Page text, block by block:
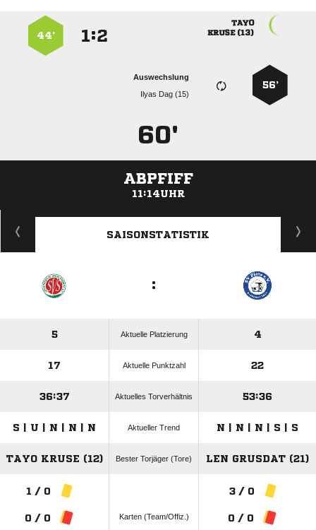

 
:
44’
56’
Auswechslung
  
60'
ABPFIFF
11:14UHR
ANZEIGE
SAISONSTATISTIK
:
5 Aktuelle Platzierung 4
17 Aktuelle Punktzahl 22
36:37 Aktuelles Torverhältnis 53:36
S | U | N | N | N Aktueller Trend N | N | N | S | S
TAYO KRUSE (12) Bester Torjäger (Tore) LEN GRUSDAT (21)
1 / 0
0 / 0 Karten (Team/Offiz.)
3 / 0
0 / 0